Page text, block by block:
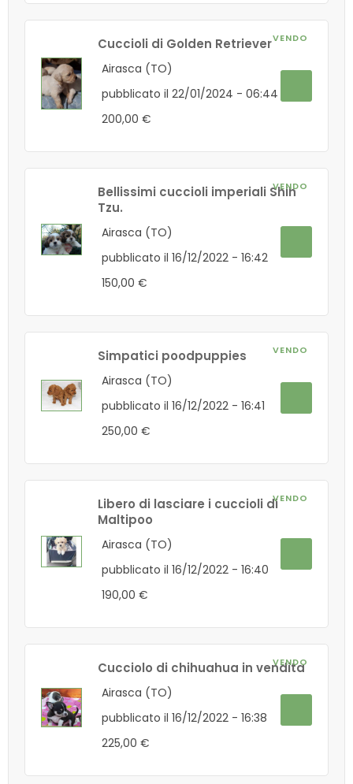
VENDO
Cuccioli di Golden Retriever
Airasca (TO)
pubblicato il 22/01/2024 - 06:44
200,00 €
VENDO
Bellissimi cuccioli imperiali Shih
Tzu.
Airasca (TO)
pubblicato il 16/12/2022 - 16:42
150,00 €
VENDO
Simpatici poodpuppies
Airasca (TO)
pubblicato il 16/12/2022 - 16:41
250,00 €
VENDO
Libero di lasciare i cuccioli di
Maltipoo
Airasca (TO)
pubblicato il 16/12/2022 - 16:40
190,00 €
VENDO
Cucciolo di chihuahua in vendita
Airasca (TO)
pubblicato il 16/12/2022 - 16:38
225,00 €